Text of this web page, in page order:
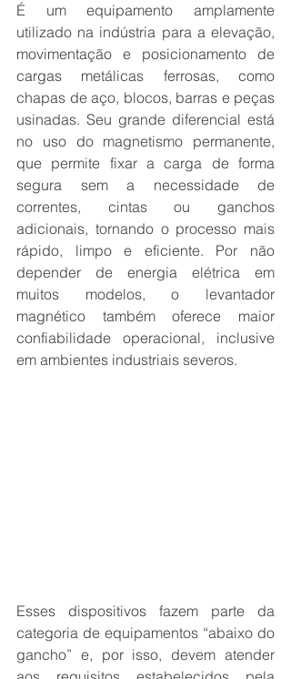
É um equipamento amplamente
utilizado na indústria para a elevação,
movimentação e posicionamento de
cargas metálicas ferrosas, como
chapas de aço, blocos, barras e peças
usinadas. Seu grande diferencial está
no uso do magnetismo permanente,
que permite fixar a carga de forma
segura sem a necessidade de
correntes, cintas ou ganchos
adicionais, tornando o processo mais
rápido, limpo e eficiente. Por não
depender de energia elétrica em
muitos modelos, o levantador
magnético também oferece maior
confiabilidade operacional, inclusive
em ambientes industriais severos.
Esses dispositivos fazem parte da
categoria de equipamentos “abaixo do
gancho” e, por isso, devem atender